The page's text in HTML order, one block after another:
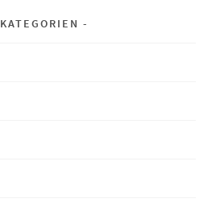
KATEGORIEN